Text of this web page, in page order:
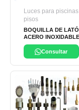
Luces para
pisos
BOQUILLA DE
ACERO INOXIDABLE
FUENTE
Consultar